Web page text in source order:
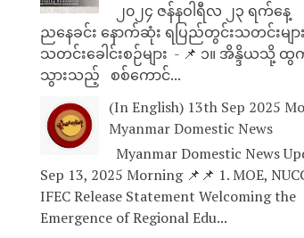
၂၀၂၄ ဇန်နဝါရီလ ၂၃ ရက်နေ့
ညနေခင်း နောက်ဆုံး ရပြည်တွင်းသတင်းများ
သတင်းခေါင်းစဉ်များ - 📌 ၁။ အိန္ဒိယသို့ ထွ
သွားသည့် စစ်ကောင်...
(In English) 13th Sep 2025
Myanmar Domestic News
Myanmar Domestic News
Sep 13, 2025 Morning 📌📌 1. MOE,
IFEC Release Statement Welcoming the
Emergence of Regional Edu...